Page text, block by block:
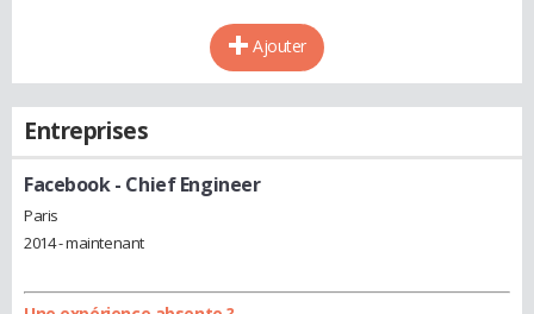
Ajouter
Entreprises
Facebook- Chief Engineer
Paris
2014 - maintenant